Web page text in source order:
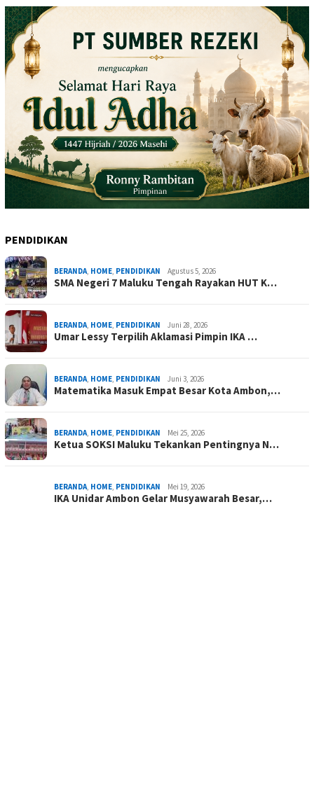
PENDIDIKAN
BERANDA, HOME, PENDIDIKAN Agustus 5, 2026
SMA Negeri 7 Maluku Tengah Rayakan HUT K…
BERANDA, HOME, PENDIDIKAN Juni 28, 2026
Umar Lessy Terpilih Aklamasi Pimpin IKA …
BERANDA, HOME, PENDIDIKAN Juni 3, 2026
Matematika Masuk Empat Besar Kota Ambon,…
BERANDA, HOME, PENDIDIKAN Mei 25, 2026
Ketua SOKSI Maluku Tekankan Pentingnya N…
BERANDA, HOME, PENDIDIKAN Mei 19, 2026
IKA Unidar Ambon Gelar Musyawarah Besar,…